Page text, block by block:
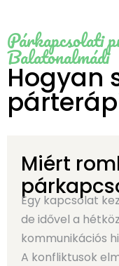
Párkapcsolati
Balatonalmádi
Hogyan
Miért
Egy kapcsolat
de idővel a
kommunikációs
A konfliktusok